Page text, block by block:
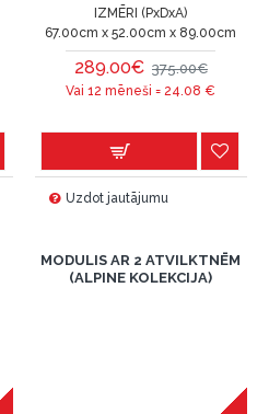
IZMĒRI (PxDxA)
67.00cm x 52.00cm x 89.00cm
289.00€ 375.00€
Vai 12 mēneši =24.08 €
Uzdot jautājumu
MODULIS AR 2 ATVILKTNĒM
(ALPINE KOLEKCIJA)